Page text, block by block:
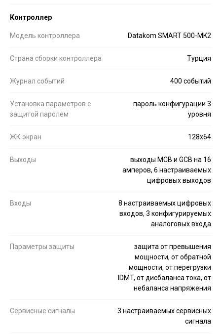
Контроллер
Модель контроллера Datakom SMART 500-MK2
Страна сборки контроллера Турция
Журнал событий 400 событий
Установка параметров с
защитой паролем
пароль конфигурации 3
уровня
ЖК экран 128x64
Выходы
выходы MCB и GCB на 16
амперов, 6 настраиваемых
цифровых выходов
Входы
8 настраиваемых цифровых
входов, 3 конфигурируемых
аналоговых входа
Параметры защиты
защита от превышения
мощности, от обратной
мощности, от перегрузки
IDMT, от дисбаланса тока, от
небаланса напряжения
Сервисные сигналы
3 настраиваемых сервисных
сигнала